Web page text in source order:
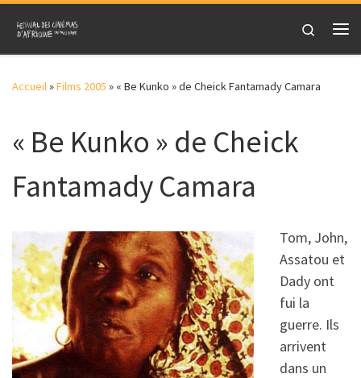
Skip to content
Search
Accueil»Films 2005 » « Be Kunko » de Cheick Fantamady Camara
« Be Kunko » de Cheick
Fantamady Camara
Tom, John,
Assatou et
Dady ont
fui la
guerre. Ils
arrivent
dans un